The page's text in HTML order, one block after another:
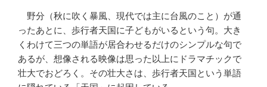
野分（秋に吹く暴風、現代では主に台風のこと）が通
ったあとに、歩行者天国に子どもがいるという句。大き
くわけて三つの単語が居合わせるだけのシンプルな句で
あるが、想像される映像は思った以上にドラマチックで
壮大でおどろく。その壮大さは、歩行者天国という単語